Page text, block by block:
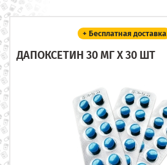
+ Бесплатная доставка
ДАПОКСЕТИН 30 МГ X 30 ШТ